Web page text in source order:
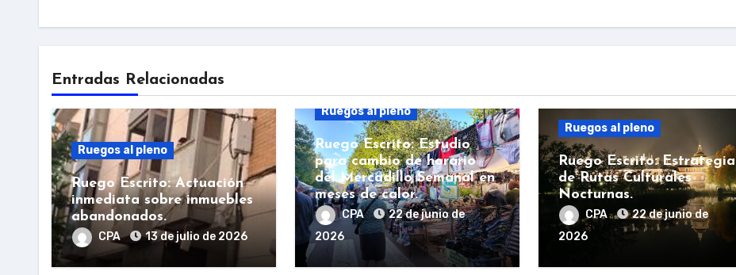
Entradas Relacionadas
Ruegos al pleno
Ruego Escrito: Actuación
inmediata sobre inmuebles
abandonados.
CPA 13 de julio de 2026
Ruegos al pleno
Ruego Escrito: Estudio
para cambio de horario
del Mercadillo Semanal en
meses de calor.
CPA
22 de junio de
2026
Ruegos al pleno
Ruego Escrito: Estrategia
de Rutas Culturales
Nocturnas.
CPA
22 de junio de
2026